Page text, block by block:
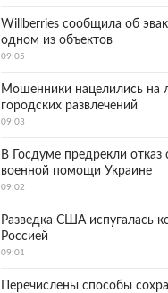
Willberries сообщила об
одном из объектов
09:05
Мошенники нацелились на
городских развлечений
09:03
В Госдуме предрекли отказ
военной помощи Украине
09:02
Разведка США испугалась
Россией
09:01
Перечислены способы